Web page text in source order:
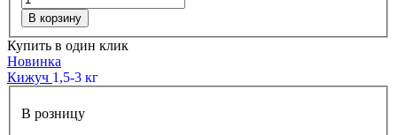
В корзину
Купить в один клик
Новинка
Кижуч 1,5-3 кг
В розницу